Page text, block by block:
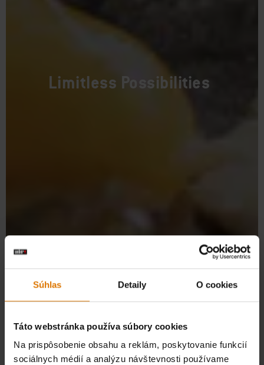
Súhlas Detaily O cookies
Táto webstránka používa súbory cookies
Na prispôsobenie obsahu a reklám, poskytovanie funkcií
sociálnych médií a analýzu návštevnosti používame
Limitless Possibilities